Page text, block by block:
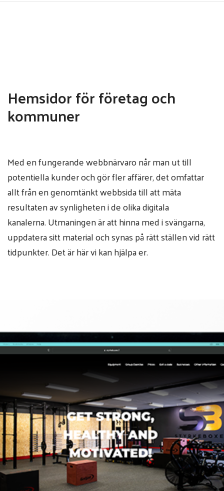
Hemsidor för företag och
kommuner
Med en fungerande webbnärvaro når man ut till
potentiella kunder och gör fler affärer, det omfattar
allt från en genomtänkt webbsida till att mäta
resultaten av synligheten i de olika digitala
kanalerna. Utmaningen är att hinna med i svängarna,
uppdatera sitt material och synas på rätt ställen vid rätt
tidpunkter. Det är här vi kan hjälpa er.